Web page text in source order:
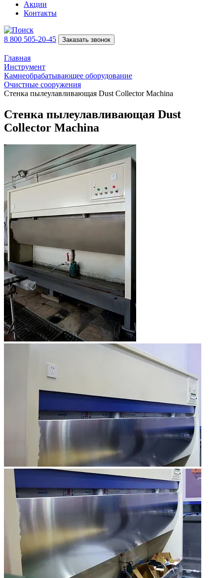
Акции
Контакты
8 800 505-20-45 Заказать звонок
Главная
Инструмент
Камнеобрабатывающее оборудование
Очистные сооружения
Стенка пылеулавливающая Dust Collector Machina
Стенка пылеулавливающая Dust
Collector Machina